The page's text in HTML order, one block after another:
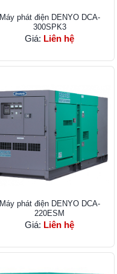
Máy phát điện DENYO DCA-
300SPK3
Giá: Liên hệ
Máy phát điện DENYO DCA-
220ESM
Giá: Liên hệ